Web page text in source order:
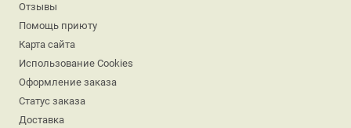
Отзывы
Помощь приюту
Карта сайта
Использование Cookies
Оформление заказа
Статус заказа
Доставка